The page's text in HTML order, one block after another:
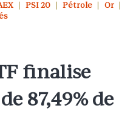
PSI 20 Pétrole
Or
finalise
87,49% de